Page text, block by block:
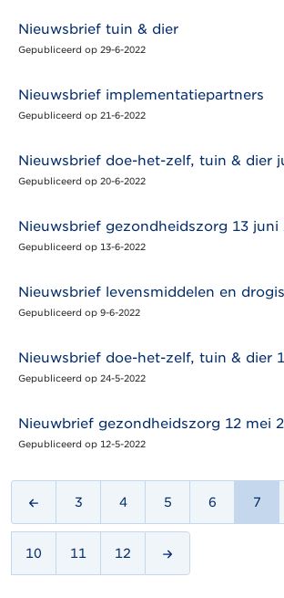
Nieuwsbrief tuin & dier
Gepubliceerd op 29-6-2022
Nieuwsbrief implementatiepartners
Gepubliceerd op 21-6-2022
Nieuwsbrief doe-het-zelf, tuin & dier
Gepubliceerd op 20-6-2022
Nieuwsbrief gezondheidszorg 13 juni
Gepubliceerd op 13-6-2022
Nieuwsbrief levensmiddelen en
Gepubliceerd op 9-6-2022
Nieuwsbrief doe-het-zelf, tuin & dier
Gepubliceerd op 24-5-2022
Nieuwbrief gezondheidszorg 12 mei
Gepubliceerd op 12-5-2022
3 4 5 6 7
10 11 12